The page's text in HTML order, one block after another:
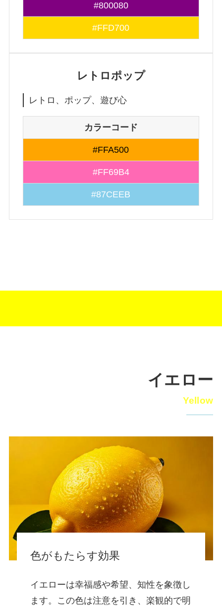
#800080
#FFD700
レトロポップ
レトロ、ポップ、遊び心
カラーコード
#FFA500
#FF69B4
#87CEEB
イエロー
Yellow
色がもたらす効果
イエローは幸福感や希望、知性を象徴し
ます。この色は注意を引き、楽観的で明